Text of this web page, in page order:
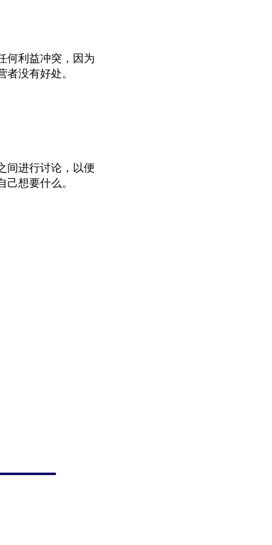
何利益冲突，因为
没有好处。
间进行讨论，以便
想要什么。